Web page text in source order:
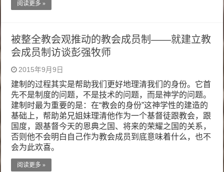
阅读更多 »
被整全教会观推动的教会成员制——就建立教
会成员制访谈彭强牧师
2015年9月9日
建制的过程其实是帮助我们更好地理清我们的身份。它首
先不是制度的问题，不是技术的问题，而是神学的问题。
建制时最为重要的是：在“教会的身份”这神学性的建造的
基础上，帮助弟兄姐妹理清他作为一个基督徒跟教会，跟
国度，跟基督今天的恩典之国、将来的荣耀之国的关系，
否则他不会明白自己作为教会成员到底意味着什么，也不
会为此欢喜。
阅读更多 »